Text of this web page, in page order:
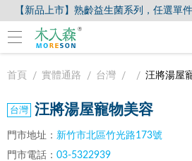
【新品上市】熟齡益生菌系列，任選單
首頁 實體通路 台灣 汪將湯屋
汪將湯屋寵物美容
門市地址： 新竹市北區竹光路173號
門市電話： 03-5322939